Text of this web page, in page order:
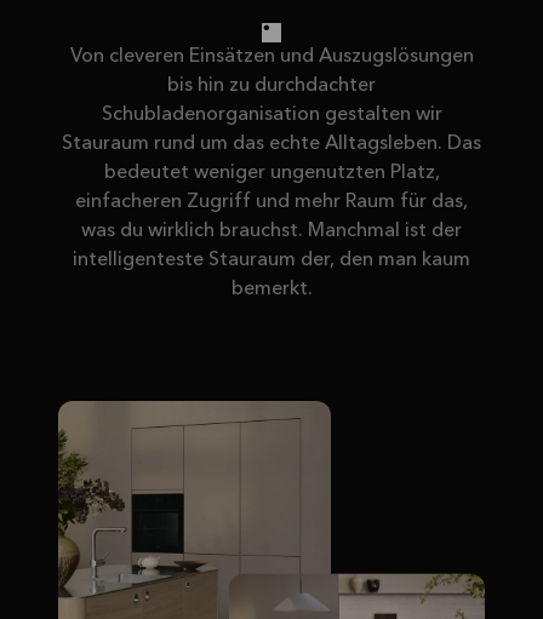
Von cleveren Einsätzen und Auszugslösungen
bis hin zu durchdachter
Schubladenorganisation gestalten wir
Stauraum rund um das echte Alltagsleben. Das
bedeutet weniger ungenutzten Platz,
einfacheren Zugriff und mehr Raum für das,
was du wirklich brauchst. Manchmal ist der
intelligenteste Stauraum der, den man kaum
bemerkt.